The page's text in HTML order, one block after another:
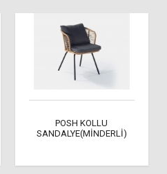
POSH KOLLU
SANDALYE(MİNDERLİ)